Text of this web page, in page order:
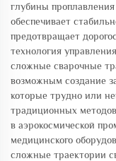
глубины
обеспечивает
предотвращает
технология
сложные сварочные
возможным создание
которые трудно или
традиционных
в аэрокосмической
медицинского
сложные траектории